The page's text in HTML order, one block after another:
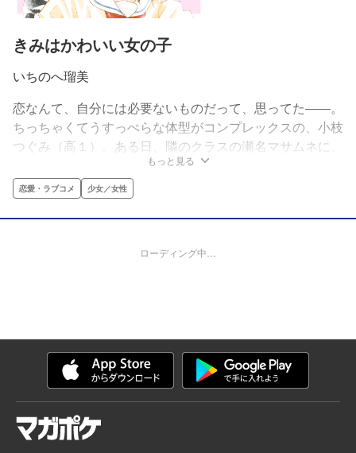
きみはかわいい女の子
いちのへ瑠美
恋なんて、自分には必要ないものだって、思ってた――。
ちっちゃくてうすっぺらな体型がコンプレックスの、小枝
つぐみ（高１）。ある日、隣のクラスの瀬名マサムネに、
偶然自分の身体を見られてしまい……!?でも、自然体でま
っすぐなマサムネと一緒にいると、ずっとずっと隠して
た、ホントは「女の子」でいたいっていう気持ちが、どん
どん膨らんできて……。すべての恋愛不器用女子に贈る、
もっと見る
恋愛・ラブコメ 少女／女性
ローディング中…